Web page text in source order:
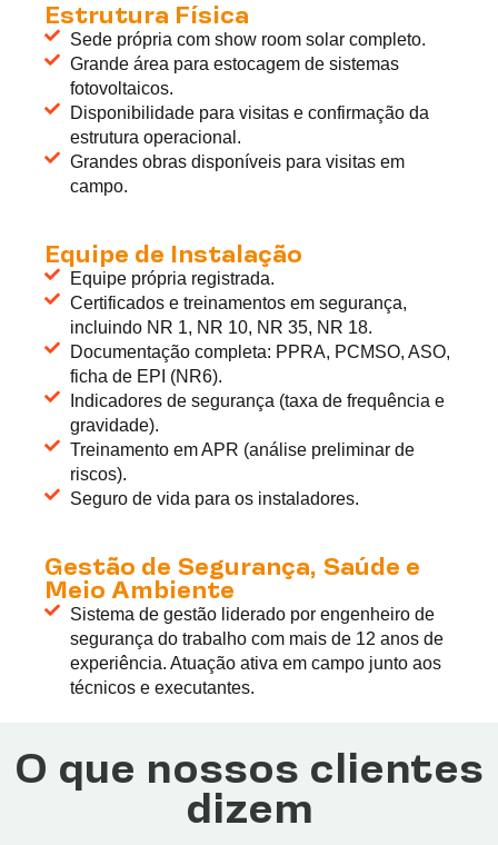
Estrutura Física
Sede própria com show room solar completo.
Grande área para estocagem de sistemas
fotovoltaicos.
Disponibilidade para visitas e confirmação da
estrutura operacional.
Grandes obras disponíveis para visitas em
campo.
Equipe de Instalação
Equipe própria registrada.
Certificados e treinamentos em segurança,
incluindo NR 1, NR 10, NR 35, NR 18.
Documentação completa: PPRA, PCMSO, ASO,
ficha de EPI (NR6).
Indicadores de segurança (taxa de frequência e
gravidade).
Treinamento em APR (análise preliminar de
riscos).
Seguro de vida para os instaladores.
Gestão de Segurança, Saúde e
Meio Ambiente
Sistema de gestão liderado por engenheiro de
segurança do trabalho com mais de 12 anos de
experiência. Atuação ativa em campo junto aos
técnicos e executantes.
O que nossos clientes
dizem